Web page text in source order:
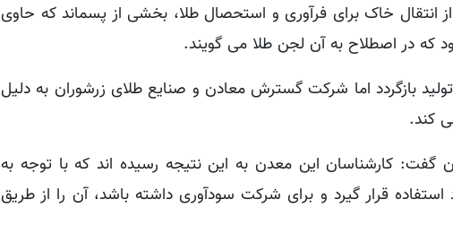
انتقال خاک برای فرآوری و استحصال طلا، بخشی از پسماند که حاوی
بازگردد اما شرکت گسترش معادن و صنایع طلای زرشوران به دلیل
کند.
کارشناسان این معدن به این نتیجه رسیده اند که با توجه به
قرار گیرد و برای شرکت سودآوری داشته باشد، آن را از طریق